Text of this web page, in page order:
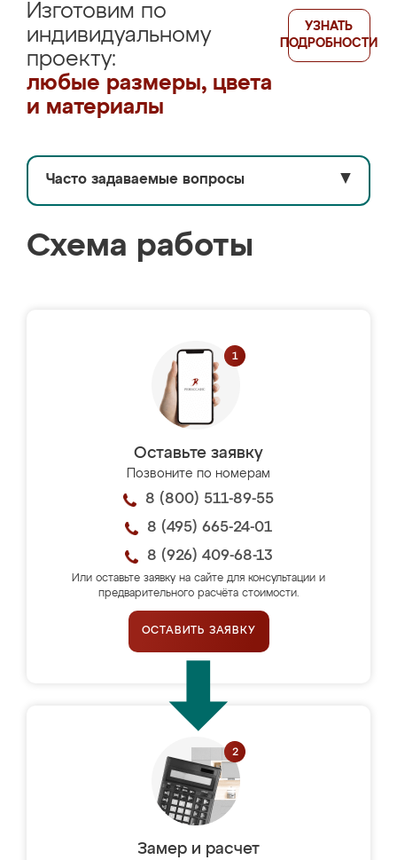
Изготовим по
индивидуальному
проекту:
любые размеры, цвета
и материалы
УЗНАТЬ
ПОДРОБНОСТИ
Часто задаваемые вопросы ▼
Схема работы
Оставьте заявку
Позвоните по номерам
8 (800) 511-89-55
8 (495) 665-24-01
8 (926) 409-68-13
Или оставьте заявку на сайте для консультации и
предварительного расчёта стоимости.
ОСТАВИТЬ ЗАЯВКУ
Замер и расчет